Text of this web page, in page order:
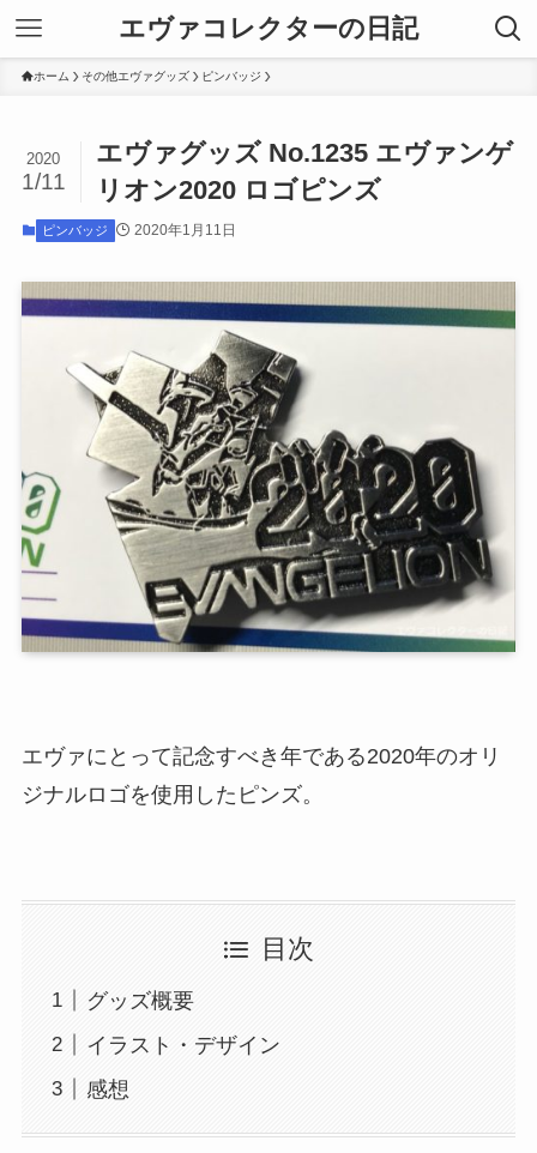
エヴァコレクターの日記
ホーム その他エヴァグッズ ピンバッジ
エヴァグッズ No.1235 エヴァンゲ
リオン2020 ロゴピンズ
2020
1/11
ピンバッジ 2020年1月11日
エヴァにとって記念すべき年である2020年のオリ
ジナルロゴを使用したピンズ。
目次
グッズ概要
イラスト・デザイン
感想